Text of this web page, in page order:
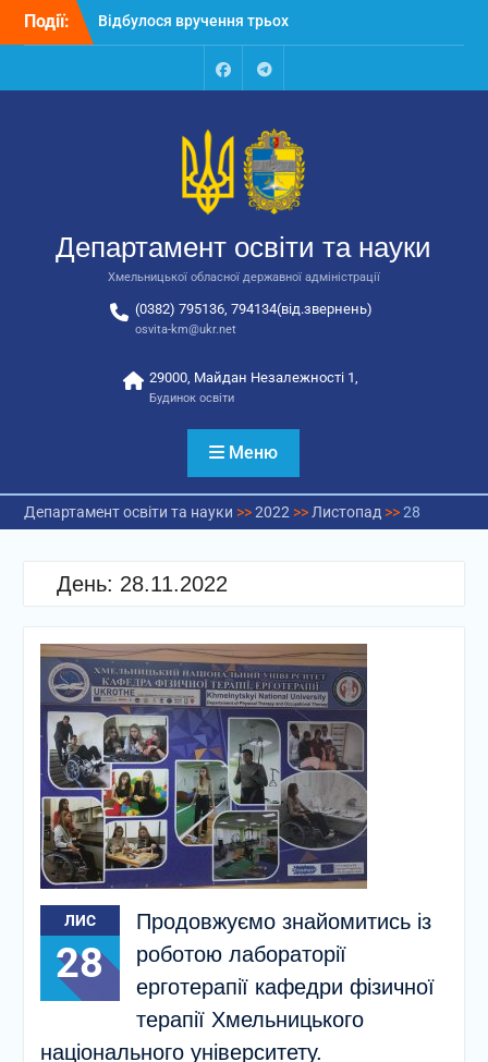
Перейти
Події:
Відбулося вручення трьох
автобусів для потреб
Відбулося засідання
освіти та науки обласної
державної адміністрації
Відбулась обласна
національно-патріотичне
виховання
FacebookTalegram
Департамент освіти та науки
Хмельницької обласної державної адміністрації
(0382) 795136, 794134(від.звернень)
osvita-km@ukr.net
29000, Майдан Незалежності 1,
Будинок освіти
Меню
Департамент освіти та науки >>2022 >> Листопад >>28
День: 28.11.2022
ЛИС
28
Продовжуємо знайомитись із
роботою лабораторії
ерготерапії кафедри фізичної
терапії Хмельницького
національного університету.